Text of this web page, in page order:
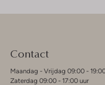
Contact
Maandag - Vrijdag 09:00 -
Zaterdag 09:00 - 17:00 uur